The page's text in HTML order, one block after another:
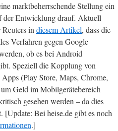
marktbeherrschende Stellung ein
der Entwicklung drauf. Aktuell
indiesem Artikel, dass die
Verfahren gegen Google
ob es bei Android
Speziell die Kopplung von
(Play Store, Maps, Chrome,
Geld im Mobilgerätebereich
gesehen werden – da dies
[Update: Bei heise.de gibt es noch
.]